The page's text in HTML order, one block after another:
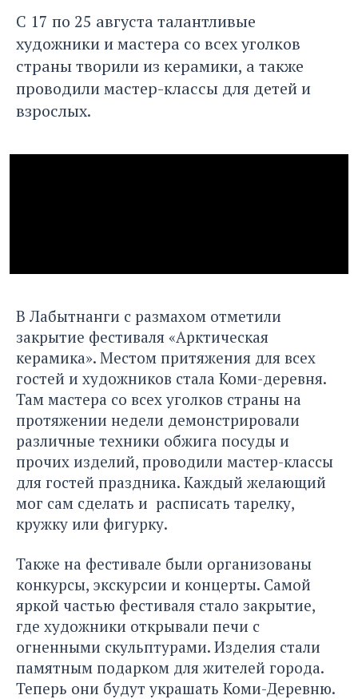
С 17 по 25 августа талантливые
художники и мастера со всех уголков
страны творили из керамики, а также
проводили мастер-классы для детей и
взрослых.
В Лабытнанги с размахом отметили
закрытие фестиваля «Арктическая
керамика». Местом притяжения для всех
гостей и художников стала Коми-деревня.
Там мастера со всех уголков страны на
протяжении недели демонстрировали
различные техники обжига посуды и
прочих изделий, проводили мастер-классы
для гостей праздника. Каждый желающий
мог сам сделать и расписать тарелку,
кружку или фигурку.
Также на фестивале были организованы
конкурсы, экскурсии и концерты. Самой
яркой частью фестиваля стало закрытие,
где художники открывали печи с
огненными скульптурами. Изделия стали
памятным подарком для жителей города.
Теперь они будут украшать Коми-Деревню.